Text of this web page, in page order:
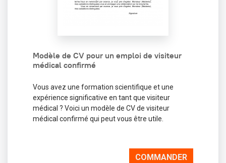
Modèle de CV pour un emploi de visiteur
médical confirmé
Vous avez une formation scientifique et une
expérience significative en tant que visiteur
médical ? Voici un modèle de CV de visiteur
médical confirmé qui peut vous être utile.
COMMANDER